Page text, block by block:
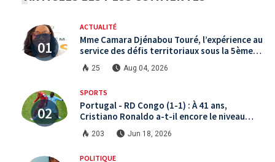
ACTUALITÉ
Mme Camara Djénabou Touré, l’expérience au
service des défis territoriaux sous la 5ème
République
25 Aug 04, 2026
SPORTS
Portugal - RD Congo (1-1) : À 41 ans,
Cristiano Ronaldo a-t-il encore le niveau
international ?
203 Jun 18, 2026
POLITIQUE